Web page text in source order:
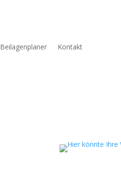
Beilagenplaner Kontakt